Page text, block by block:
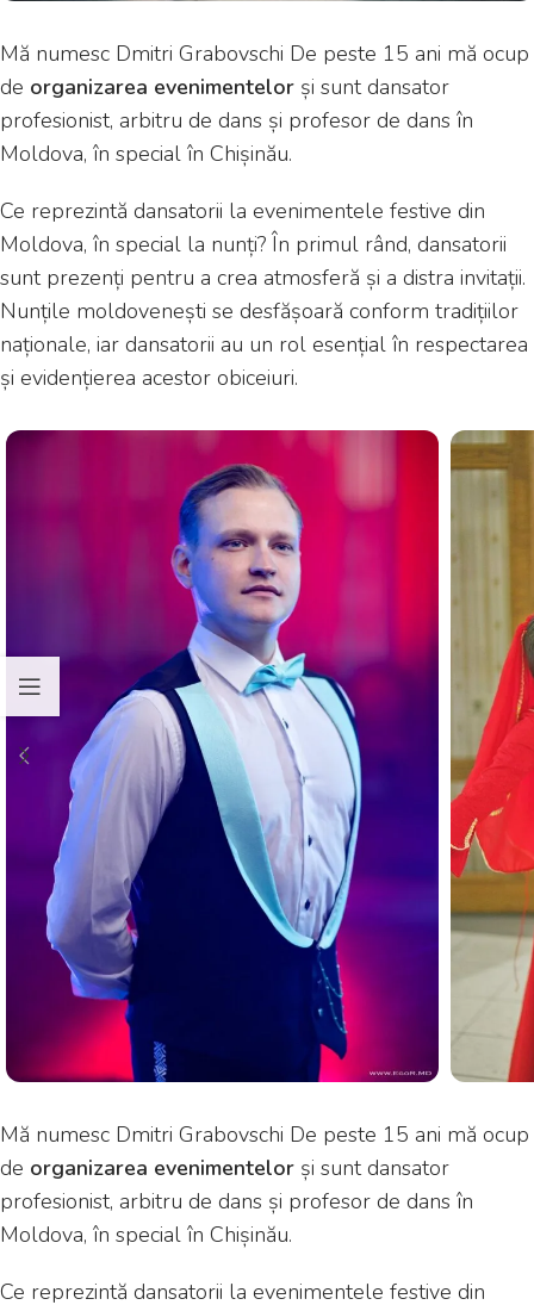
Mă numesc Dmitri Grabovschi De peste 15 ani mă ocup
de organizarea evenimentelor și sunt dansator
profesionist, arbitru de dans și profesor de dans în
Moldova, în special în Chișinău.
Ce reprezintă dansatorii la evenimentele festive din
Moldova, în special la nunți? În primul rând, dansatorii
sunt prezenți pentru a crea atmosferă și a distra invitații.
Nunțile moldovenești se desfășoară conform tradițiilor
naționale, iar dansatorii au un rol esențial în respectarea
și evidențierea acestor obiceiuri.
Mă numesc Dmitri Grabovschi De peste 15 ani mă ocup
de organizarea evenimentelor și sunt dansator
profesionist, arbitru de dans și profesor de dans în
Moldova, în special în Chișinău.
Ce reprezintă dansatorii la evenimentele festive din